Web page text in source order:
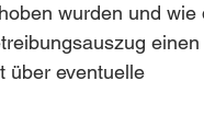
wurden und wie
über eventuelle